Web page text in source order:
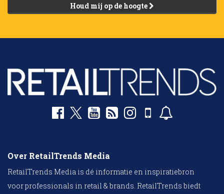
Houd mij op de hoogte
Over RetailTrends Media
RetailTrends Media is dé informatie en inspiratiebron
voor professionals in retail & brands. RetailTrends biedt